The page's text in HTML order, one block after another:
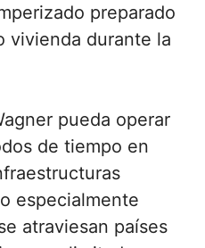
preparado
vivienda durante la
pueda operar
de tiempo en
especialmente
atraviesan países